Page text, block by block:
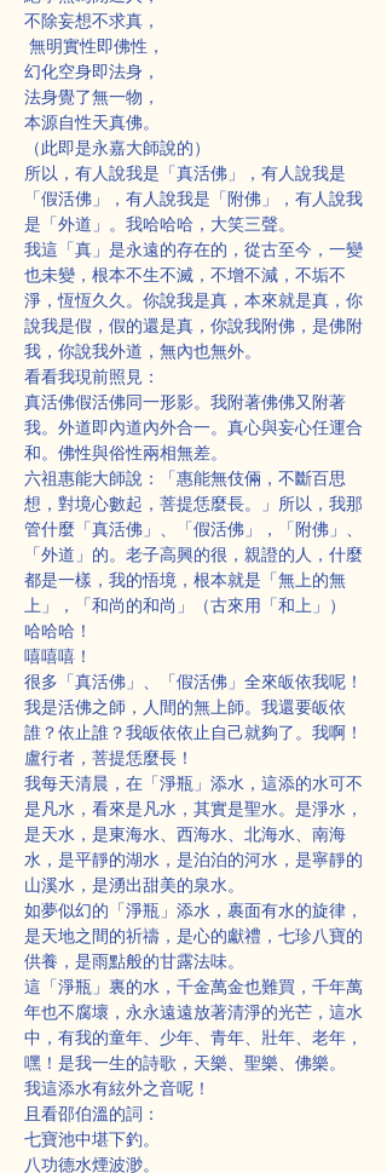
不除妄想不求真，
無明實性即佛性，
幻化空身即法身，
法身覺了無一物，
本源自性天真佛。
（此即是永嘉大師說的）
所以，有人說我是「真活佛」，有人說我是
「假活佛」，有人說我是「附佛」，有人說我
是「外道」。我哈哈哈，大笑三聲。
我這「真」是永遠的存在的，從古至今，一變
也未變，根本不生不滅，不增不減，不垢不
淨，恆恆久久。你說我是真，本來就是真，你
說我是假，假的還是真，你說我附佛，是佛附
我，你說我外道，無內也無外。
看看我現前照見：
真活佛假活佛同一形影。我附著佛佛又附著
我。外道即內道內外合一。真心與妄心任運合
和。佛性與俗性兩相無差。
六祖惠能大師說：「惠能無伎倆，不斷百思
想，對境心數起，菩提恁麼長。」所以，我那
管什麼「真活佛」、「假活佛」，「附佛」、
「外道」的。老子高興的很，親證的人，什麼
都是一樣，我的悟境，根本就是「無上的無
上」，「和尚的和尚」（古來用「和上」）
哈哈哈！
嘻嘻嘻！
很多「真活佛」、「假活佛」全來皈依我呢！
我是活佛之師，人間的無上師。我還要皈依
誰？依止誰？我皈依依止自己就夠了。我啊！
盧行者，菩提恁麼長！
我每天清晨，在「淨瓶」添水，這添的水可不
是凡水，看來是凡水，其實是聖水。是淨水，
是天水，是東海水、西海水、北海水、南海
水，是平靜的湖水，是泊泊的河水，是寧靜的
山溪水，是湧出甜美的泉水。
如夢似幻的「淨瓶」添水，裹面有水的旋律，
是天地之間的祈禱，是心的獻禮，七珍八寶的
供養，是雨點般的甘露法味。
這「淨瓶」裏的水，千金萬金也難買，千年萬
年也不腐壞，永永遠遠放著清淨的光芒，這水
中，有我的童年、少年、青年、壯年、老年，
嘿！是我一生的詩歌，天樂、聖樂、佛樂。
我這添水有絃外之音呢！
且看邵伯溫的詞：
七寶池中堪下釣。
八功德水煙波渺。